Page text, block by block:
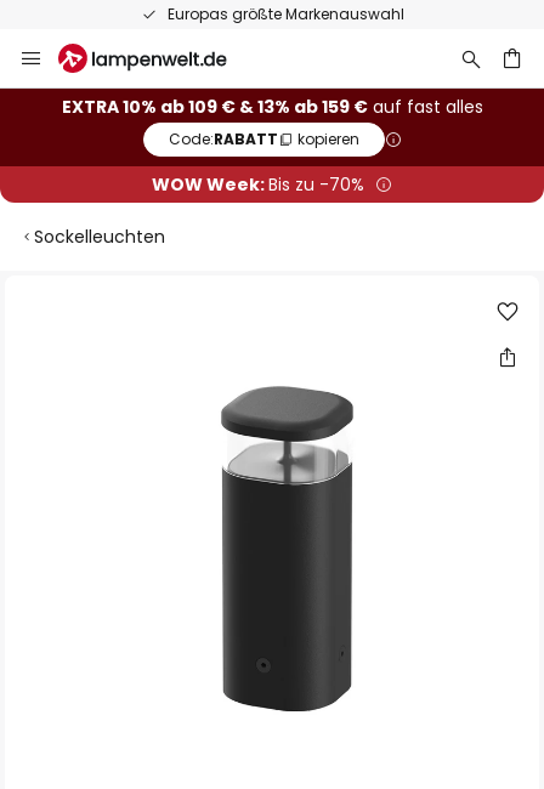
Europas größte Markenauswahl
Inhalt
springen
EXTRA 10% ab 109 € & 13% ab 159 €auf fast alles
Code:RABATT kopieren
WOW Week:Bis zu -70%
Sockelleuchten